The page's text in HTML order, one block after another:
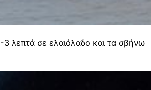
λεπτά σε ελαιόλαδο και τα σβήνω